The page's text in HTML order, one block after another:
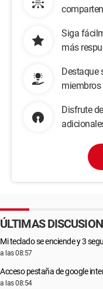
Siga
más
Destaque
miembros
Disfrute
ÚLTIMAS
Mi teclado se enciende y 3
a las 08:57
Acceso pestaña de google
a las 08:54